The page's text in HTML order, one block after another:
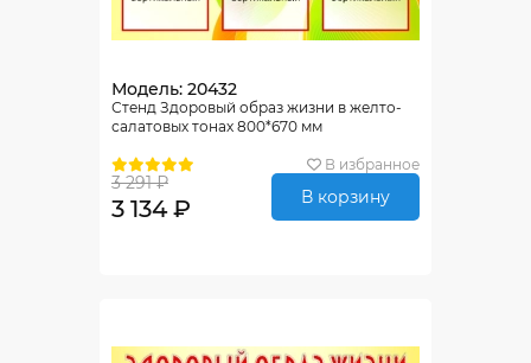
Модель: 20432
Стенд Здоровый образ жизни в желто-
салатовых тонах 800*670 мм
В избранное
3 291 ₽
3 134 ₽ В корзину